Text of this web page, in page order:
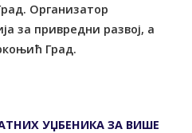
Организатор
за привредни развој, а
Град.
УЏБЕНИКА ЗА ВИШЕ